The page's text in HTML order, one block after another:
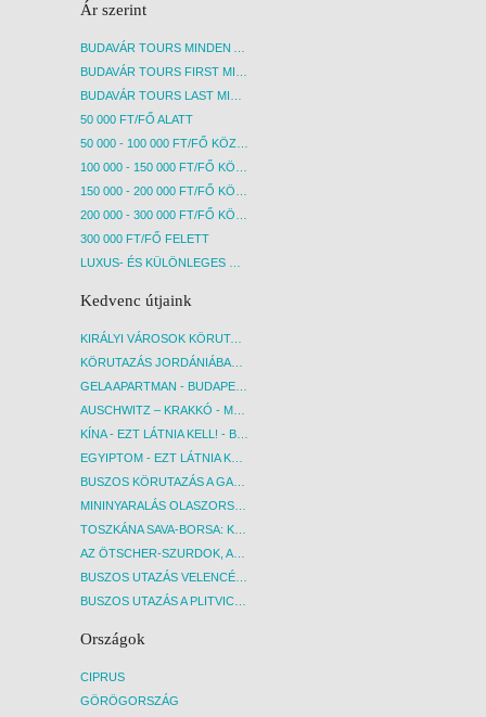
Ár szerint
50 000 FT/FŐ ALATT
300 000 FT/FŐ FELETT
Kedvenc útjaink
KIRÁLYI VÁROSOK KÖRUTAZÁS KÖZVETLEN REPÜLŐJÁRATTAL - BUDAPEST, REPÜLŐ
Országok
CIPRUS
GÖRÖGORSZÁG